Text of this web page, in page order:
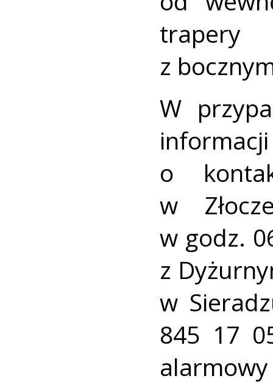
trapery
z
W
o
w
w godz.
z
w
845 17
alarmowy